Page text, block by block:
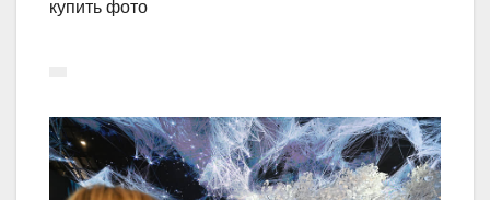
купить фото